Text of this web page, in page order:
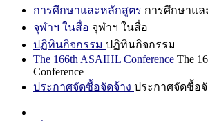
การศึกษาและหลักสูตร การศึกษาแ
จุฬาฯ ในสื่อ จุฬาฯ ในสื่อ
ปฏิทินกิจกรรม ปฏิทินกิจกรรม
The 166th ASAIHL Conference The
Conference
ประกาศจัดซื้อจัดจ้าง ประกาศจัดซื้อจั